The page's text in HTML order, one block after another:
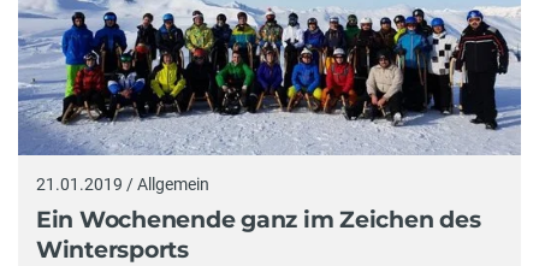
21.01.2019 / Allgemein
Ein Wochenende ganz im Zeichen des
Wintersports